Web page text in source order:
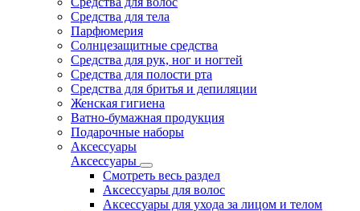
Средства для тела
Парфюмерия
Солнцезащитные средства
Средства для рук, ног и ногтей
Средства для полости рта
Средства для бритья и депиляции
Женская гигиена
Ватно-бумажная продукция
Подарочные наборы
Аксессуары
Аксессуары
Смотреть весь раздел
Аксессуары для волос
Аксессуары для ухода за лицом и телом